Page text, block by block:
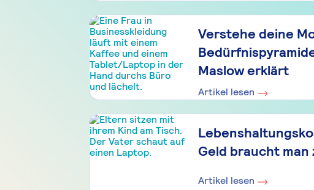
Verstehe deine
Maslow erklärt
Artikel lesen
Geld braucht man
Artikel lesen